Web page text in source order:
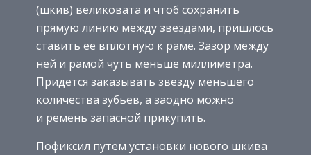
(шкив) великовата и чтоб сохранить
прямую линию между звездами, пришлось
ставить ее вплотную к раме. Зазор между
ней и рамой чуть меньше миллиметра.
Придется заказывать звезду меньшего
количества зубьев, а заодно можно
и ремень запасной прикупить.
Пофиксил путем установки нового шкива